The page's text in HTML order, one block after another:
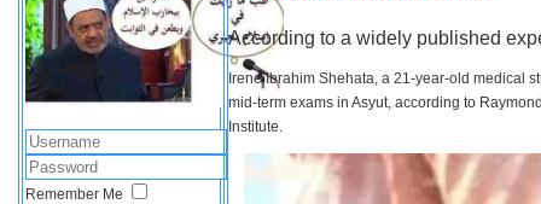
Remember Me
According to a widely published
Irene Ibrahim Shehata, a 21-year-old medical
mid-term exams in Asyut, according to
Institute.